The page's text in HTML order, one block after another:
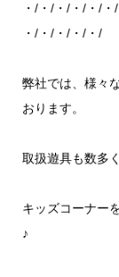
・/・/・/・/・/
・/・/・/・/・/
弊社では、様々
おります。
取扱遊具も数多
キッズコーナー
♪